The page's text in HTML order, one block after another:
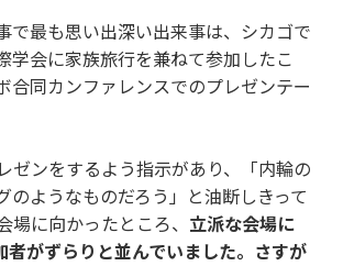
で最も思い出深い出来事は、シカゴで
学会に家族旅行を兼ねて参加したこ
合同カンファレンスでのプレゼンテー
ゼンをするよう指示があり、「内輪の
のようなものだろう」と油断しきって
場に向かったところ、 立派な会場に
者がずらりと並んでいました。さすが